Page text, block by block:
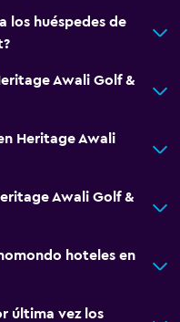
los huéspedes de
Awali Golf &
Heritage Awali
Awali Golf &
hoteles en
última vez los